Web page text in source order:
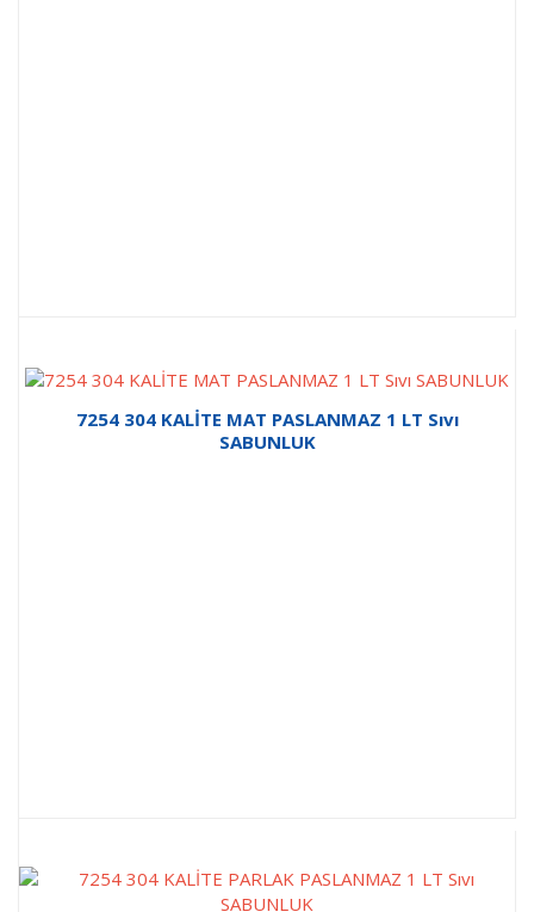
7254 304 KALİTE MAT PASLANMAZ 1 LT Sıvı
SABUNLUK